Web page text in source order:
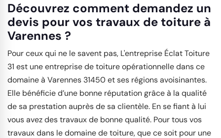
Découvrez comment demandez un
devis pour vos travaux de toiture à
Varennes ?
Pour ceux qui ne le savent pas, L'entreprise Éclat Toiture
31 est une entreprise de toiture opérationnelle dans ce
domaine à Varennes 31450 et ses régions avoisinantes.
Elle bénéficie d’une bonne réputation grâce à la qualité
de sa prestation auprès de sa clientèle. En se fiant à lui
vous avez des travaux de bonne qualité. Pour tous vos
travaux dans le domaine de toiture, que ce soit pour une